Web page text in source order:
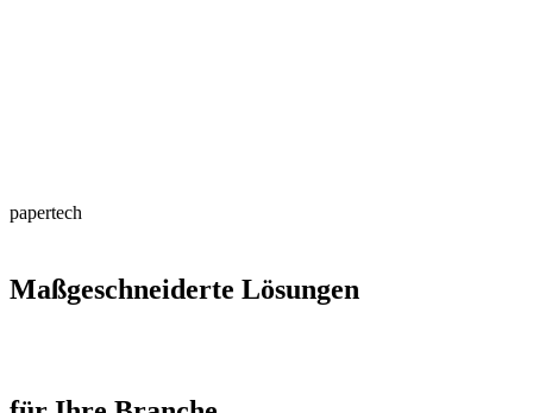
papertech
Maßgeschneiderte Lösungen